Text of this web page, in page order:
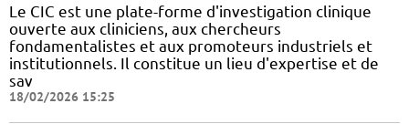
Le CIC est une plate-forme d'investigation clinique
ouverte aux cliniciens, aux chercheurs
fondamentalistes et aux promoteurs industriels et
institutionnels. Il constitue un lieu d'expertise et de
sav
18/02/2026 15:25